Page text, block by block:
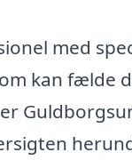
med
kan fælde